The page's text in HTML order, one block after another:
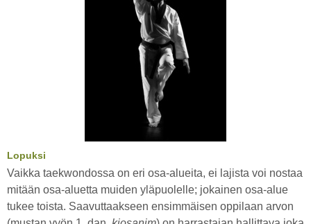
Lopuksi
Vaikka taekwondossa on eri osa-alueita, ei lajista voi nostaa
mitään osa-aluetta muiden yläpuolelle; jokainen osa-alue
tukee toista. Saavuttaakseen ensimmäisen oppilaan arvon